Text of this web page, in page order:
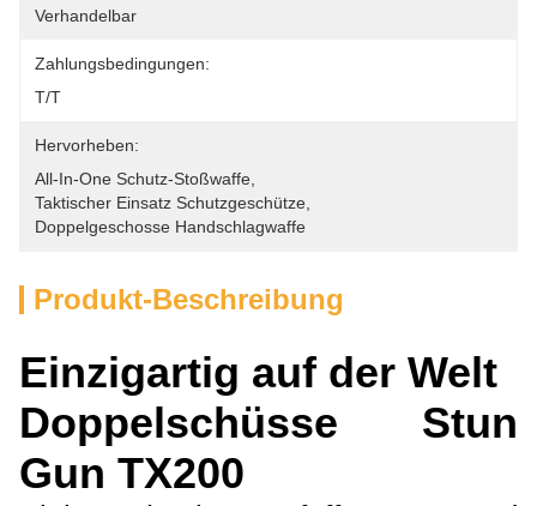
Verhandelbar
Zahlungsbedingungen:
T/T
Hervorheben:
All-In-One Schutz-Stoßwaffe
Taktischer Einsatz Schutzgeschütze
Doppelgeschosse Handschlagwaffe
Produkt-Beschreibung
Einzigartig auf der Welt
Doppelschüsse Stun
Gun TX200